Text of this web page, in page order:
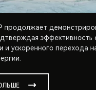
продолжает
эффективность
и ускоренного перехода